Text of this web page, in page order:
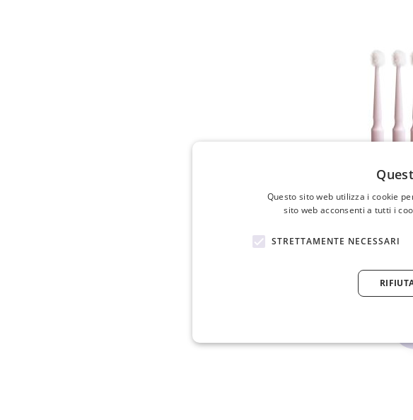
Micro
Questo sito web utilizza i cookie
sito web acconsenti a tutti i
STRETTAMENTE NECESSARI